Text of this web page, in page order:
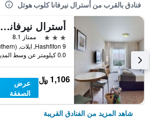
فنادق بالقرب من أسترال نيرفانا كلوب هوتل
أسترال نيرفانا سويتس
3 نجوم
ممتاز 8.1
0.0 كيلومتر عن وسط المدينة
1,106 ﷼
عرض
الصفقة
شاهد المزيد من الفنادق القريبة